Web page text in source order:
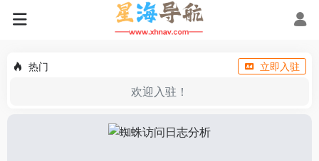
热门 立即入驻
欢迎入驻！